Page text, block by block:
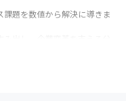
題を数値から解決に導きま